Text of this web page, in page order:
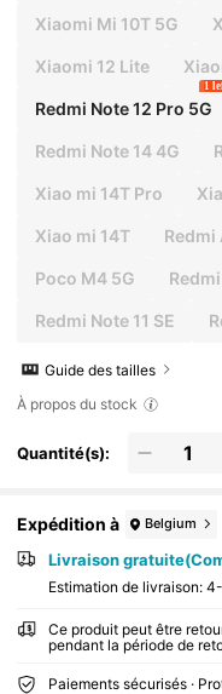
Xiaomi Mi 10T 5G
Xiaomi 12 Lite
Redmi Note 12 Pro 5G
1
Redmi Note 14 4G
Xiao mi 14T Pro
Xiao mi 14T Redmi
Poco M4 5G
Redmi Note 11 SE
Guide des tailles
À propos du stock
Quantité(s):
Expédition à Belgium
Livraison
Estimation de livraison:
Ce produit peut être
pendant la période de
Paiements sécurisés ·